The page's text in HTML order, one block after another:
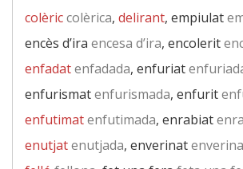
colèriccolèrica, delirant, empiulat
encès d’ira encesa d’ira, encolerit
enfadatenfadada, enfuriat
enfurismatenfurismada, enfurit
enfutimatenfutimada, enrabiat
enutjatenutjada, enverinat